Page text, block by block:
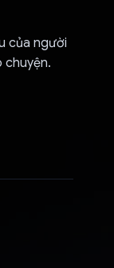
của người
chuyện.